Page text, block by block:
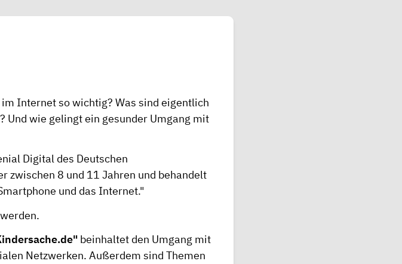
Internet so wichtig? Was sind eigentlich
Und wie gelingt ein gesunder Umgang mit
Digital des Deutschen
zwischen 8 und 11 Jahren und behandelt
und das Internet."
beinhaltet den Umgang mit
Netzwerken. Außerdem sind Themen